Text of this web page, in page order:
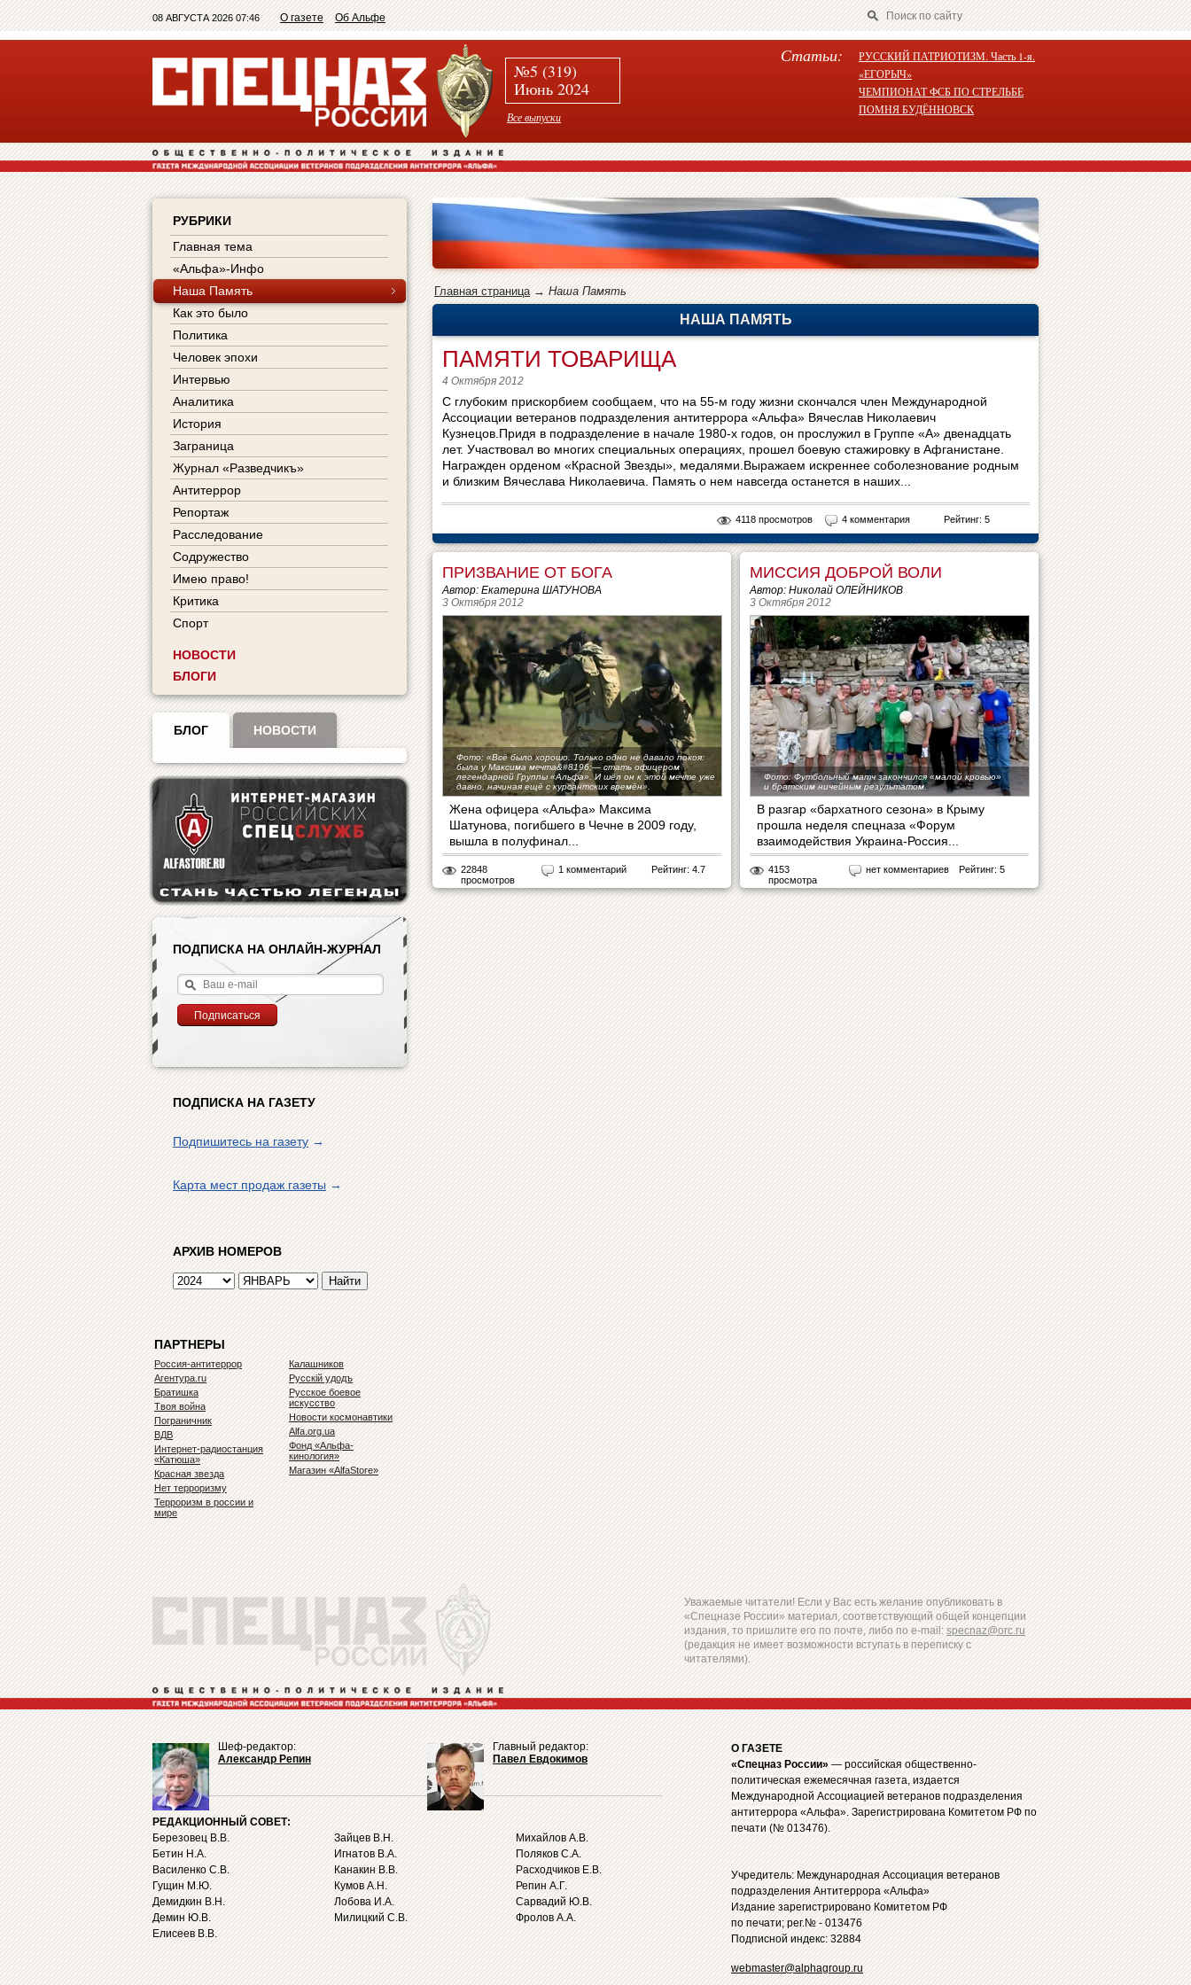
08 АВГУСТА 2026 07:46 О газете Об Альфе
№5 (319)
Июнь 2024
Все выпуски
Статьи:
РУССКИЙ ПАТРИОТИЗМ. Часть 1-я.
«ЕГОРЫЧ»
ЧЕМПИОНАТ ФСБ ПО СТРЕЛЬБЕ
ПОМНЯ БУДЁННОВСК
РУБРИКИ
Главная тема
«Альфа»-Инфо
Наша Память
Как это было
Политика
Человек эпохи
Интервью
Аналитика
История
Заграница
Журнал «Разведчикъ»
Антитеррор
Репортаж
Расследование
Содружество
Имею право!
Критика
Спорт
НОВОСТИ
БЛОГИ
БЛОГ НОВОСТИ
ПОДПИСКА НА ОНЛАЙН-ЖУРНАЛ
ПОДПИСКА НА ГАЗЕТУ
Подпишитесь на газету→
Карта мест продаж газеты→
АРХИВ НОМЕРОВ
ПАРТНЕРЫ
Россия-антитеррор
Агентура.ru
Братишка
Твоя война
Пограничник
ВДВ
Интернет-радиостанция
«Катюша»
Красная звезда
Нет терроризму
Терроризм в россии и
мире
Калашников
Русскiй удодъ
Русское боевое
искусство
Новости космонавтики
Alfa.org.ua
Фонд «Альфа-
кинология»
Магазин «AlfaStore»
Главная страница→Наша Память
НАША ПАМЯТЬ
ПАМЯТИ ТОВАРИЩА
4 Октября 2012
С глубоким прискорбием сообщаем, что на 55-м году жизни скончался член Международной
Ассоциации ветеранов подразделения антитеррора «Альфа» Вячеслав Николаевич
Кузнецов.Придя в подразделение в начале 1980-х годов, он прослужил в Группе «А» двенадцать
лет. Участвовал во многих специальных операциях, прошел боевую стажировку в Афганистане.
Награжден орденом «Красной Звезды», медалями.Выражаем искреннее соболезнование родным
и близким Вячеслава Николаевича. Память о нем навсегда останется в наших...
4118 просмотров 4 комментария Рейтинг: 5
ПРИЗВАНИЕ ОТ БОГА
Автор: Екатерина ШАТУНОВА
3 Октября 2012
Фото: «Всё было хорошо. Только одно не давало покоя:
была у Максима мечта&#8196;— стать офицером
легендарной Группы «Альфа». И шёл он к этой мечте уже
давно, начиная ещё с курсантских времён».
Жена офицера «Альфа» Максима
Шатунова, погибшего в Чечне в 2009 году,
вышла в полуфинал...
22848
просмотров
1 комментарий Рейтинг: 4.7
МИССИЯ ДОБРОЙ ВОЛИ
Автор: Николай ОЛЕЙНИКОВ
3 Октября 2012
Фото: Футбольный матч закончился «малой кровью»
и братским ничейным результатом
В разгар «бархатного сезона» в Крыму
прошла неделя спецназа «Форум
взаимодействия Украина-Россия...
4153
просмотра
нет комментариев Рейтинг: 5
Уважаемые читатели! Если у Вас есть желание опубликовать в
«Спецназе России» материал, соответствующий общей концепции
издания, то пришлите его по почте, либо по e-mail:specnaz@orc.ru
(редакция не имеет возможности вступать в переписку с
читателями).
Шеф-редактор:
Александр Репин
Главный редактор:
Павел Евдокимов
РЕДАКЦИОННЫЙ СОВЕТ:
Березовец В.В.
Бетин Н.А.
Василенко С.В.
Гущин М.Ю.
Демидкин В.Н.
Демин Ю.В.
Елисеев В.В.
Зайцев В.Н.
Игнатов В.А.
Канакин В.В.
Кумов А.Н.
Лобова И.А.
Милицкий С.В.
Михайлов А.В.
Поляков С.А.
Расходчиков Е.В.
Репин А.Г.
Сарвадий Ю.В.
Фролов А.А.
О ГАЗЕТЕ
«Спецназ России» — российская общественно-
политическая ежемесячная газета, издается
Международной Ассоциацией ветеранов подразделения
антитеррора «Альфа». Зарегистрирована Комитетом РФ по
печати (№ 013476).
Учредитель: Международная Ассоциация ветеранов
подразделения Антитеррора «Альфа»
Издание зарегистрировано Комитетом РФ
по печати; рег.№ - 013476
Подписной индекс: 32884
webmaster@alphagroup.ru